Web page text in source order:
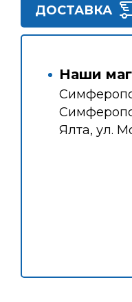
ДОСТАВКА
Наши
Ялта, ул.